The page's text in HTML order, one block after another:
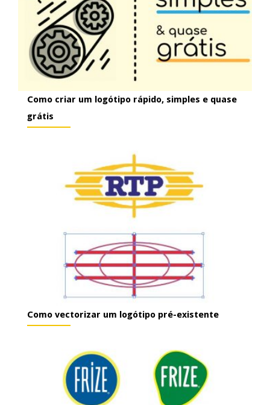
Como criar um logótipo rápido, simples e quase
grátis
Como vectorizar um logótipo pré-existente